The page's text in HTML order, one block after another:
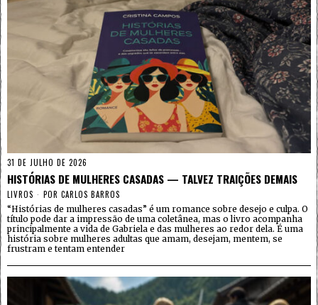
31 DE JULHO DE 2026
HISTÓRIAS DE MULHERES CASADAS — TALVEZ TRAIÇÕES DEMAIS
LIVROS POR CARLOS BARROS
“Histórias de mulheres casadas” é um romance sobre desejo e culpa. O
título pode dar a impressão de uma coletânea, mas o livro acompanha
principalmente a vida de Gabriela e das mulheres ao redor dela. É uma
história sobre mulheres adultas que amam, desejam, mentem, se
frustram e tentam entender